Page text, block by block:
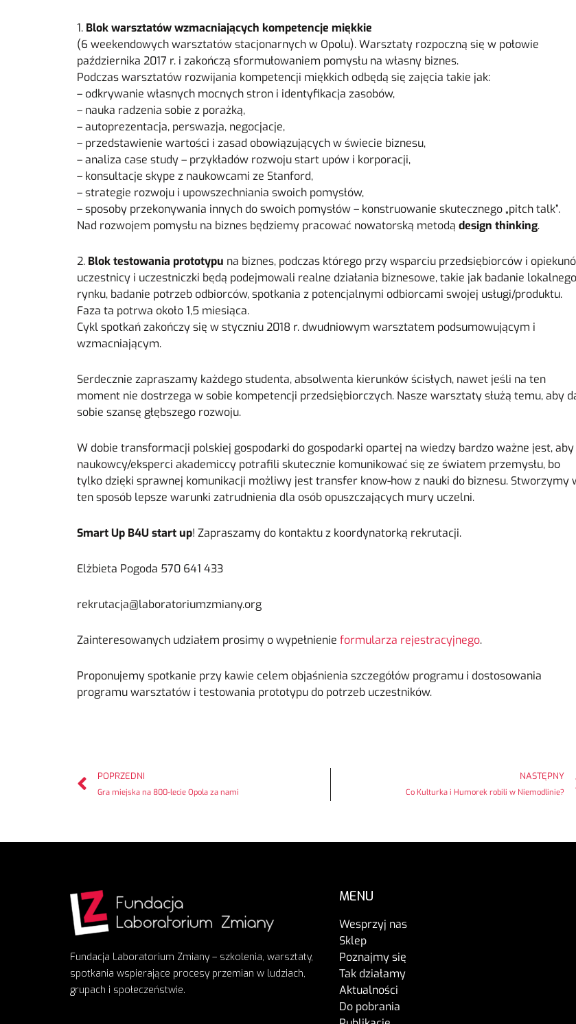
1. Blok warsztatów wzmacniających kompetencje miękkie
(6 weekendowych warsztatów stacjonarnych w Opolu). Warsztaty rozpoczną się w połowie
października 2017 r. i zakończą sformułowaniem pomysłu na własny biznes.
Podczas warsztatów rozwijania kompetencji miękkich odbędą się zajęcia takie jak:
– odkrywanie własnych mocnych stron i identyfikacja zasobów,
– nauka radzenia sobie z porażką,
– autoprezentacja, perswazja, negocjacje,
– przedstawienie wartości i zasad obowiązujących w świecie biznesu,
– analiza case study – przykładów rozwoju start upów i korporacji,
– konsultacje skype z naukowcami ze Stanford,
– strategie rozwoju i upowszechniania swoich pomysłów,
– sposoby przekonywania innych do swoich pomysłów – konstruowanie skutecznego „pitch talk”.
Nad rozwojem pomysłu na biznes będziemy pracować nowatorską metodą design thinking.
2. Blok testowania prototypu na biznes, podczas którego przy wsparciu przedsiębiorców i
uczestnicy i uczestniczki będą podejmowali realne działania biznesowe, takie jak badanie lokalnego
rynku, badanie potrzeb odbiorców, spotkania z potencjalnymi odbiorcami swojej usługi/produktu.
Faza ta potrwa około 1,5 miesiąca.
Cykl spotkań zakończy się w styczniu 2018 r. dwudniowym warsztatem podsumowującym i
wzmacniającym.
Serdecznie zapraszamy każdego studenta, absolwenta kierunków ścisłych, nawet jeśli na ten
moment nie dostrzega w sobie kompetencji przedsiębiorczych. Nasze warsztaty służą temu, aby
sobie szansę głębszego rozwoju.
W dobie transformacji polskiej gospodarki do gospodarki opartej na wiedzy bardzo ważne jest, aby
naukowcy/eksperci akademiccy potrafili skutecznie komunikować się ze światem przemysłu, bo
tylko dzięki sprawnej komunikacji możliwy jest transfer know-how z nauki do biznesu. Stworzymy
ten sposób lepsze warunki zatrudnienia dla osób opuszczających mury uczelni.
Smart Up B4U start up! Zapraszamy do kontaktu z koordynatorką rekrutacji.
Elżbieta Pogoda 570 641 433
rekrutacja@laboratoriumzmiany.org
Zainteresowanych udziałem prosimy o wypełnienie formularza rejestracyjnego.
Proponujemy spotkanie przy kawie celem objaśnienia szczegółów programu i dostosowania
programu warsztatów i testowania prototypu do potrzeb uczestników.
POPRZEDNI
Gra miejska na 800-lecie Opola za nami
NASTĘPNY
Co Kulturka i Humorek robili w Niemodlinie?
Fundacja Laboratorium Zmiany – szkolenia, warsztaty,
spotkania wspierające procesy przemian w ludziach,
grupach i społeczeństwie.
MENU
Wesprzyj nas
Sklep
Poznajmy się
Tak działamy
Aktualności
Do pobrania